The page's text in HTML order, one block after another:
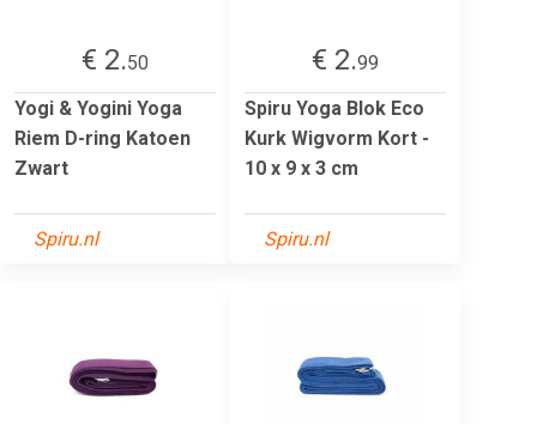
€ 2.50
Yogi & Yogini Yoga
Riem D-ring Katoen
Zwart
Spiru.nl
€ 2.99
Spiru Yoga Blok Eco
Kurk Wigvorm Kort -
10 x 9 x 3 cm
Spiru.nl